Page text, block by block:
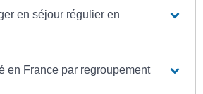
en séjour régulier en
en France par regroupement